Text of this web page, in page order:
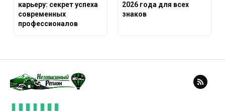
карьеру: секрет успеха
современных
профессионалов
2026 года для всех
знаков